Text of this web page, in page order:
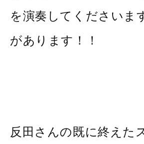
を演奏してくださいま
があります！！
反田さんの既に終えた